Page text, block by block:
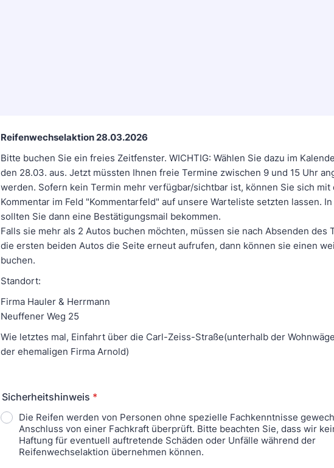
Reifenwechselaktion 28.03.2026
Bitte buchen Sie ein freies Zeitfenster. WICHTIG: Wählen Sie dazu im
den 28.03. aus. Jetzt müssten Ihnen freie Termine zwischen 9 und 15 Uhr
werden. Sofern kein Termin mehr verfügbar/sichtbar ist, können Sie sich mit
Kommentar im Feld "Kommentarfeld" auf unsere Warteliste setzten lassen.
sollten Sie dann eine Bestätigungsmail bekommen.
Falls sie mehr als 2 Autos buchen möchten, müssen sie nach Absenden des
die ersten beiden Autos die Seite erneut aufrufen, dann können sie einen
buchen.
Standort:
Firma Hauler & Herrmann
Neuffener Weg 25
Wie letztes mal, Einfahrt über die Carl-Zeiss-Straße(unterhalb der
der ehemaligen Firma Arnold)
Sicherheitshinweis *
Die Reifen werden von Personen ohne spezielle Fachkenntnisse
Anschluss von einer Fachkraft überprüft. Bitte beachten Sie, dass wir
Haftung für eventuell auftretende Schäden oder Unfälle während der
Reifenwechselaktion übernehmen können.